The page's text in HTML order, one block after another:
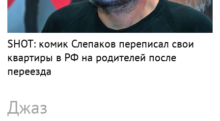
SHOT: комик Слепаков переписал свои
квартиры в РФ на родителей после
переезда
Джаз